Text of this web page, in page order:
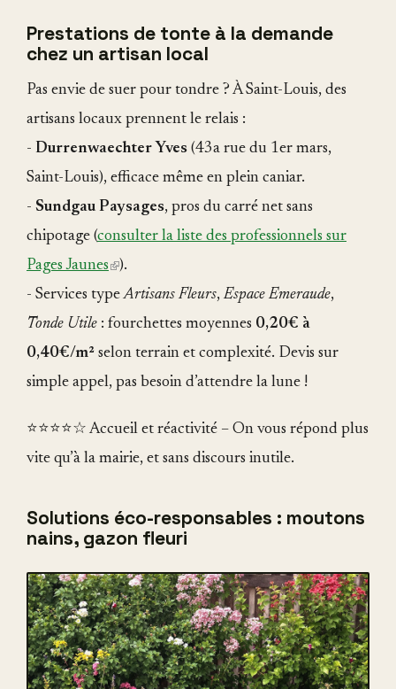
Prestations de tonte à la demande
chez un artisan local
Pas envie de suer pour tondre ? À Saint-Louis, des
artisans locaux prennent le relais :
- Durrenwaechter Yves (43a rue du 1er mars,
Saint-Louis), efficace même en plein caniar.
- Sundgau Paysages, pros du carré net sans
chipotage (consulter la liste des professionnels sur
Pages Jaunes(link
is
external)
).
- Services typeArtisans Fleurs, Espace Emeraude,
Tonde Utile : fourchettes moyennes 0,20€ à
0,40€/m² selon terrain et complexité. Devis sur
simple appel, pas besoin d’attendre la lune !
⭐⭐⭐⭐☆ Accueil et réactivité – On vous répond plus
vite qu’à la mairie, et sans discours inutile.
Solutions éco-responsables : moutons
nains, gazon fleuri